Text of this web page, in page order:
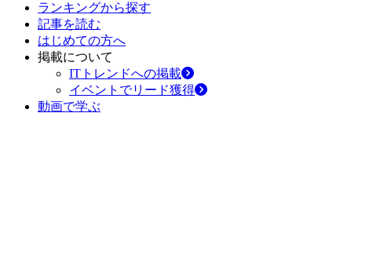
ランキングから探す
記事を読む
はじめての方へ
掲載について
ITトレンドへの掲載
イベントでリード獲得
動画で学ぶ